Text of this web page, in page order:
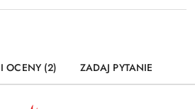
OCENY (2) ZADAJ PYTANIE